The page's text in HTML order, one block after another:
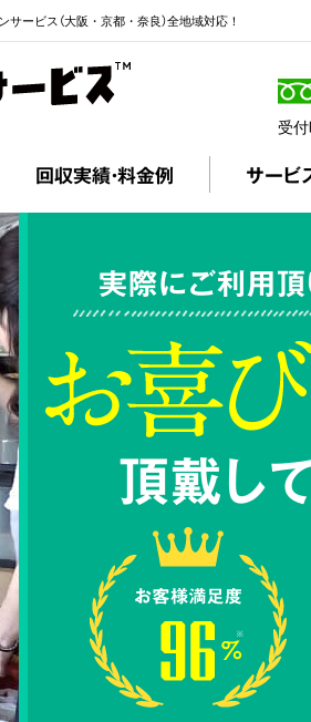
ービス（大阪・京都・奈良）全地域対応！
受
回収実績・料金例 サービ
実際にご利用
頂戴し